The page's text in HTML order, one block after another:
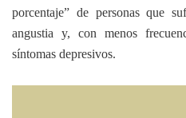
porcentaje” de personas que
angustia y, con menos
síntomas depresivos.